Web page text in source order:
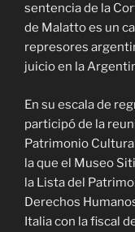
sentencia de la
de Malatto es un
represores
juicio en la
En su escala de
participó de la
Patrimonio
la que el Museo
la Lista del
Derechos
Italia con la fiscal